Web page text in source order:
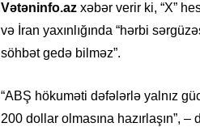
Vətəninfo.az xəbər verir ki, “X”
və İran yaxınlığında “hərbi
söhbət gedə bilməz”.
“ABŞ hökuməti dəfələrlə yalnız
200 dollar olmasına hazırlaşın”,